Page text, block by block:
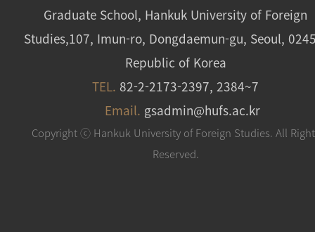
Graduate School, Hankuk University of Foreign
Studies,107, Imun-ro, Dongdaemun-gu, Seoul,
Republic of Korea
TEL. 82-2-2173-2397, 2384~7
Email. gsadmin@hufs.ac.kr
Copyright ⓒ Hankuk University of Foreign Studies. All
Reserved.